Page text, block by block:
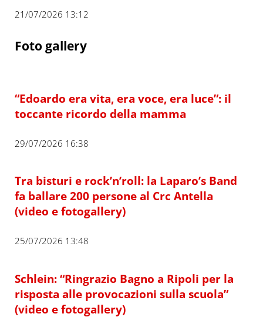
21/07/2026 13:12
Foto gallery
“Edoardo era vita, era voce, era luce”: il
toccante ricordo della mamma
29/07/2026 16:38
Tra bisturi e rock’n’roll: la Laparo’s Band
fa ballare 200 persone al Crc Antella
(video e fotogallery)
25/07/2026 13:48
Schlein: “Ringrazio Bagno a Ripoli per la
risposta alle provocazioni sulla scuola”
(video e fotogallery)